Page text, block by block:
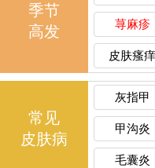
季节
高发
荨麻疹
皮肤瘙痒
常见
皮肤病
灰指甲
甲沟炎
毛囊炎